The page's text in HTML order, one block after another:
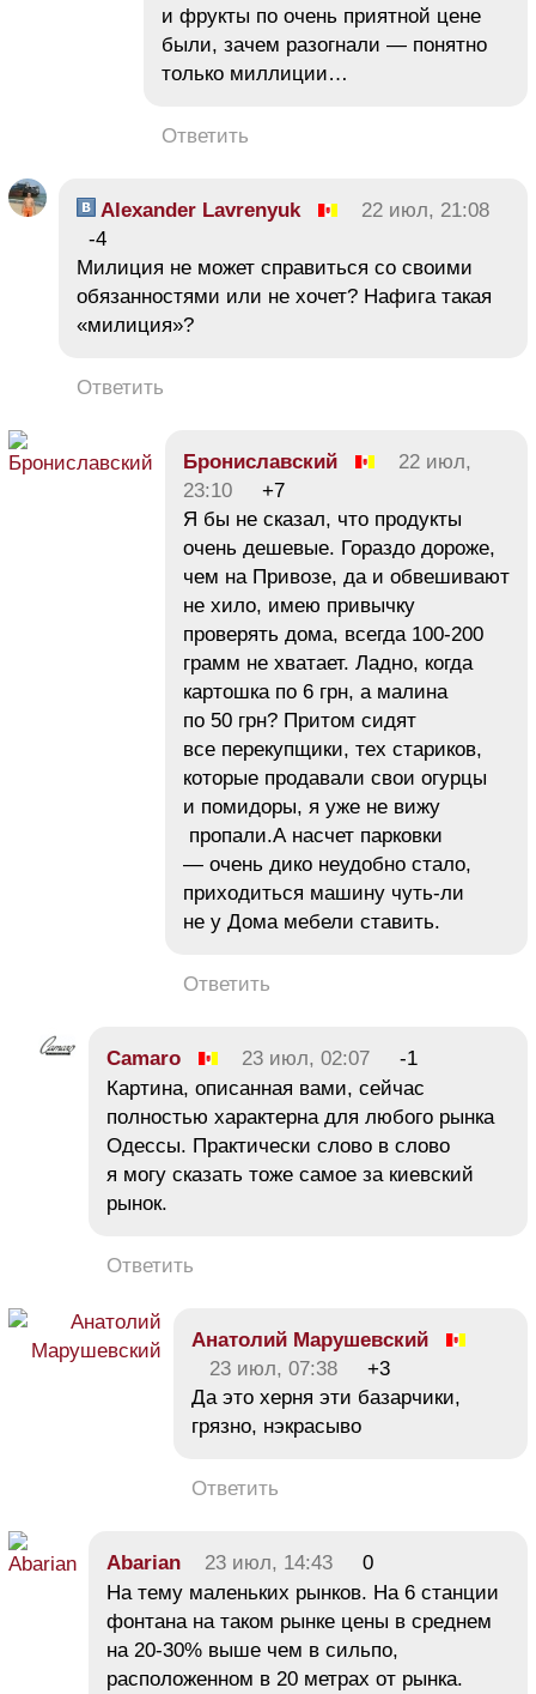
и фрукты по очень приятной цене
были, зачем разогнали — понятно
только миллиции…
Ответить
Alexander Lavrenyuk
22 июл, 21:08
-4
Милиция не может справиться со своими
обязанностями или не хочет? Нафига такая
«милиция»?
Ответить
Брониславский
22 июл,
23:10
+7
Я бы не сказал, что продукты
очень дешевые. Гораздо дороже,
чем на Привозе, да и обвешивают
не хило, имею привычку
проверять дома, всегда 100-200
грамм не хватает. Ладно, когда
картошка по 6 грн, а малина
по 50 грн? Притом сидят
все перекупщики, тех стариков,
которые продавали свои огурцы
и помидоры, я уже не вижу
пропали.А насчет парковки
— очень дико неудобно стало,
приходиться машину чуть-ли
не у Дома мебели ставить.
Ответить
Camaro 23 июл, 02:07
-1
Картина, описанная вами, сейчас
полностью характерна для любого рынка
Одессы. Практически слово в слово
я могу сказать тоже самое за киевский
рынок.
Ответить
Анатолий Марушевский
23 июл, 07:38
+3
Да это херня эти базарчики,
грязно, нэкрасыво
Ответить
Abarian 23 июл, 14:43
0
На тему маленьких рынков. На 6 станции
фонтана на таком рынке цены в среднем
на 20-30% выше чем в сильпо,
расположенном в 20 метрах от рынка.